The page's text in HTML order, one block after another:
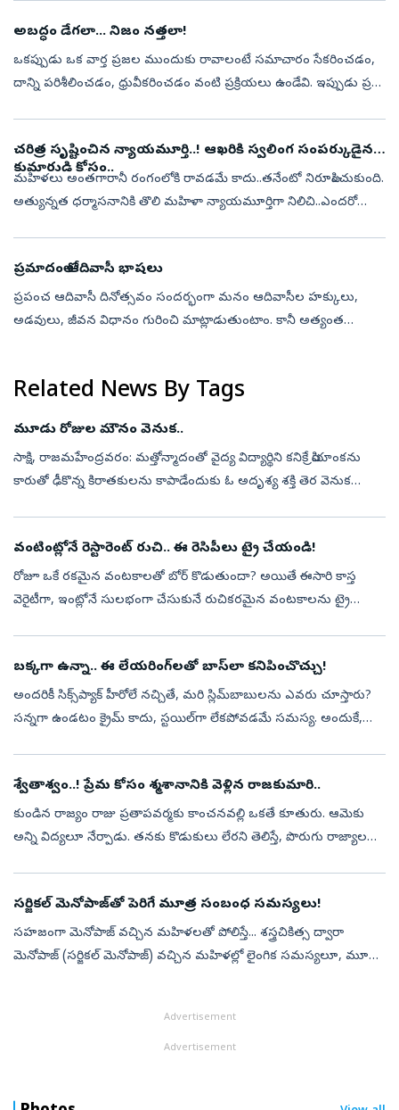
అబద్ధం డేగలా... నిజం నత్తలా!
ఒకప్పుడు ఒక వార్త ప్రజల ముందుకు రావాలంటే సమాచారం సేకరించడం,
దాన్ని పరిశీలించడం, ధ్రువీకరించడం వంటి ప్రక్రియలు ఉండేవి. ఇప్పుడు ప్రతి
చరిత్ర సృష్టించిన న్యాయమూర్తి..! ఆఖరికి స్వలింగ సంపర్కుడైన
కుమారుడి కోసం..
మహిళలు అంతగారానీ రంగంలోకి రావడమే కాదు..తనేంటో నిరూపించుకుంది.
అత్యున్నత ధర్మాసనానికి తొలి మహిళా న్యాయమూర్తిగా నిలిచి..ఎందరో
ప్రమాదంలో ఆదివాసీ భాషలు
ప్రపంచ ఆదివాసీ దినోత్సవం సందర్భంగా మనం ఆదివాసీల హక్కులు,
అడవులు, జీవన విధానం గురించి మాట్లాడుతుంటాం. కానీ అత్యంత
Related News By Tags
మూడు రోజుల మౌనం వెనుక..
సాక్షి, రాజమహేంద్రవరం: మత్తోన్మాదంతో వైద్య విద్యార్థిని కనికే ప్రియాంకను
కారుతో ఢీకొన్న కిరాతకులను కాపాడేందుకు ఓ అదృశ్య శక్తి తెర వెనుక
వంటింట్లోనే రెస్టారెంట్ రుచి.. ఈ రెసిపీలు ట్రై చేయండి!
రోజూ ఒకే రకమైన వంటకాలతో బోర్‌ కొడుతుందా? అయితే ఈసారి కాస్త
వెరైటీగా, ఇంట్లోనే సులభంగా చేసుకునే రుచికరమైన వంటకాలను ట్రై
బక్కగా ఉన్నా.. ఈ లేయరింగ్‌లతో బాస్‌లా కనిపించొచ్చు!
అందరికీ సిక్స్‌ప్యాక్‌ హీరోలే నచ్చితే, మరి స్లిమ్‌బాబులను ఎవరు చూస్తారు?
సన్నగా ఉండటం క్రైమ్‌ కాదు, స్టయిల్‌గా లేకపోవడమే సమస్య. అందుకే,
శ్వేతాశ్వం..! ప్రేమ కోసం శ్మశానానికి వెళ్లిన రాజకుమారి..
కుండిన రాజ్యం రాజు ప్రతాపవర్మకు కాంచనవల్లి ఒకతే కూతురు. ఆమెకు
అన్ని విద్యలూ నేర్పాడు. తనకు కొడుకులు లేరని తెలిస్తే, పొరుగు రాజ్యాల
సర్జికల్‌ మెనోపాజ్‌తో పెరిగే మూత్ర సంబంధ సమస్యలు!
సహజంగా మెనోపాజ్‌ వచ్చిన మహిళలతో పోలిస్తే... శస్త్రచికిత్స ద్వారా
మెనోపాజ్‌ (సర్జికల్‌ మెనోపాజ్‌) వచ్చిన మహిళల్లో లైంగిక సమస్యలూ, మూత్ర
Advertisement
Advertisement